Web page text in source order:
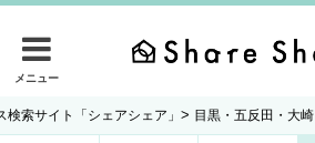
メニュー
検索サイト「シェアシェア」 > 目黒・五反田・大崎